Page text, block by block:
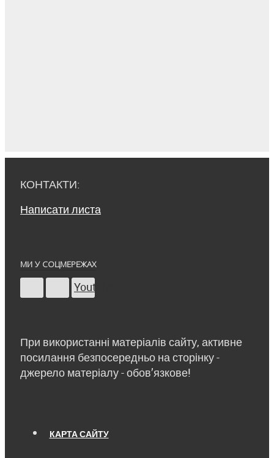
КОНТАКТИ:
Написати листа
МИ У СОЦМЕРЕЖАХ
Youtube
При використанні матеріалів сайту, активне
посилання безпосередньо на сторінку -
джерело матеріалу - обов’язкове!
КАРТА САЙТУ